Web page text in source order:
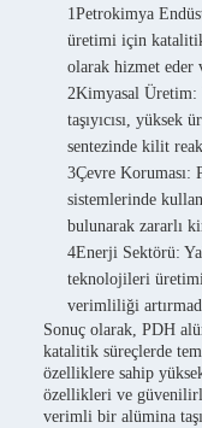
1Petrokimya
üretimi için
olarak hizmet eder
2Kimyasal Üretim:
taşıyıcısı, yüksek
sentezinde kilit
3Çevre Koruması:
sistemlerinde
bulunarak zararlı
4Enerji Sektörü:
teknolojileri
verimliliği
Sonuç olarak, PDH
katalitik süreçlerde
özelliklere sahip
özellikleri ve
verimli bir alümina